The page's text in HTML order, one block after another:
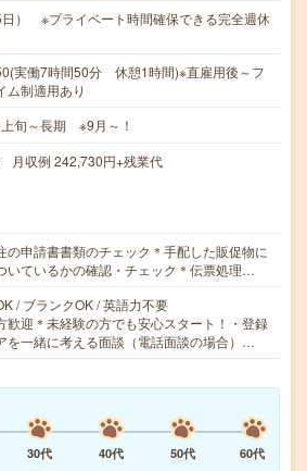
日） ※プライベート時間確保できる完全週休
実働7時間50分 休憩1時間)※直雇用後～フ
ム制適用あり
旬～長期 ※9月～！
月収例 242,730円+残業代
の申請書書類のチェック＊手配した販促物に
いているかの確認・チェック＊伝票処理…
/ ブランクOK / 英語力不要
歓迎＊未経験の方でも安心スタート！・登録
を一緒に考える面談（電話面談の場合）…
30代 40代 50代
60代